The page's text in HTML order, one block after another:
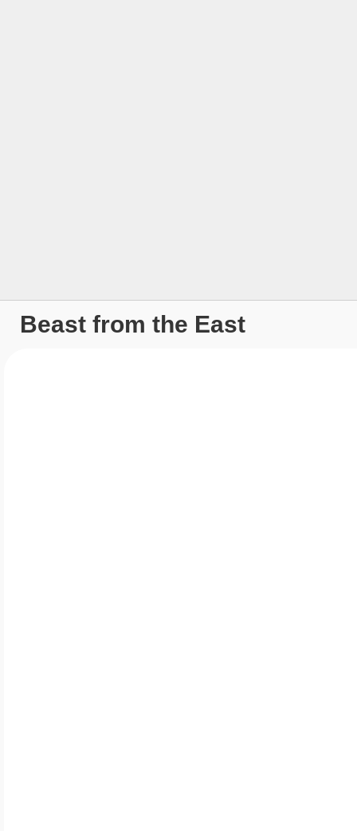
Beast from the East